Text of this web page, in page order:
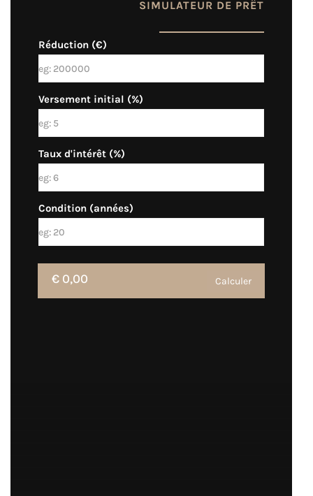
SIMULATEUR DE PRÊT
Réduction (€)
Versement initial (%)
Taux d'intérêt (%)
Condition (années)
Calculer
€ 0,00